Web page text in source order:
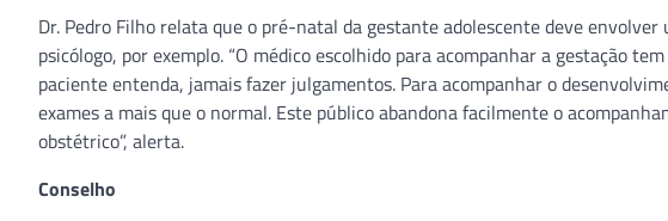
Dr. Pedro Filho relata que o pré-natal da gestante adolescente deve
psicólogo, por exemplo. “O médico escolhido para acompanhar a gestação
paciente entenda, jamais fazer julgamentos. Para acompanhar o
exames a mais que o normal. Este público abandona facilmente o
obstétrico”, alerta.
Conselho